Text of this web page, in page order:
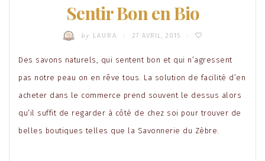
Sentir Bon en Bio
by LAURA 27 AVRIL, 2015
Des savons naturels, qui sentent bon et qui n’agressent
pas notre peau on en rêve tous. La solution de facilité d’en
acheter dans le commerce prend souvent le dessus alors
qu’il suffit de regarder à côté de chez soi pour trouver de
belles boutiques telles que la Savonnerie du Zèbre.